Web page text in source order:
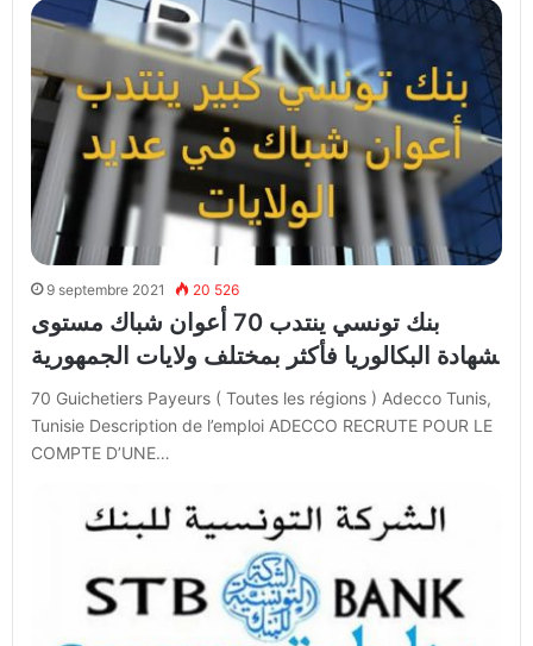
9 septembre 2021 20 526
بنك تونسي ينتدب 70 أعوان شباك مستوى
ﺸﻬﺎﺩﺓ البكالوريا فأكثر بمختلف ولايات الجمهورية
70 Guichetiers Payeurs ( Toutes les régions ) Adecco Tunis,
Tunisie Description de l’emploi ADECCO RECRUTE POUR LE
COMPTE D’UNE…